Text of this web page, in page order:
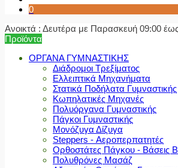
0
Ανοικτά : Δευτέρα με Παρασκευή 09:00 έως
Προϊόντα
ΟΡΓΑΝΑ ΓΥΜΝΑΣΤΙΚΗΣ
Διάδρομοι Τρεξίματος
Ελλειπτικά Μηχανήματα
Στατικά Ποδήλατα Γυμναστικής
Κωπηλατικές Μηχανές
Πολυόργανα Γυμναστικής
Πάγκοι Γυμναστικής
Μονόζυγα Δίζυγα
Steppers - Αεροπερπατητές
Ορθοστάτες Πάγκου - Βάσεις
Πολυθρόνες Μασάζ